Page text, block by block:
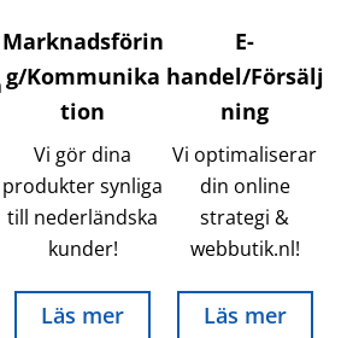
Marknadsförin
g/Kommunika
tion
Vi gör dina
produkter synliga
till nederländska
kunder!
Läs mer
E-
handel/Försälj
ning
Vi optimaliserar
din online
strategi &
webbutik.nl!
Läs mer